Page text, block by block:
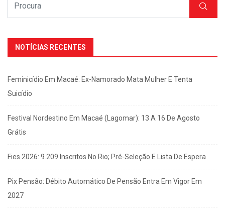
NOTÍCIAS RECENTES
Feminicídio Em Macaé: Ex-Namorado Mata Mulher E Tenta
Suicídio
Festival Nordestino Em Macaé (Lagomar): 13 A 16 De Agosto
Grátis
Fies 2026: 9.209 Inscritos No Rio; Pré-Seleção E Lista De Espera
Pix Pensão: Débito Automático De Pensão Entra Em Vigor Em
2027